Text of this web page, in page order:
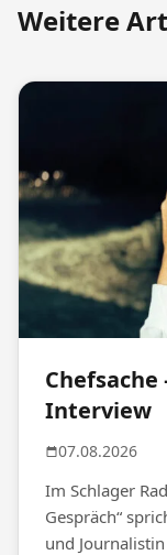
Weitere
Chefsache
Interview
07.08.2026
Im Schlager
Gespräch“
und